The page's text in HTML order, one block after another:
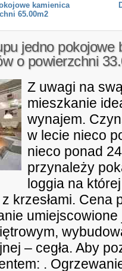
kamienica
65.00m2
jedno pokojowe
o powierzchni
Z uwagi na
mieszkanie
wynajem.
w lecie nieco
nieco ponad
przynależy
loggia na
krzesłami. Cena
– cegła. Aby
.